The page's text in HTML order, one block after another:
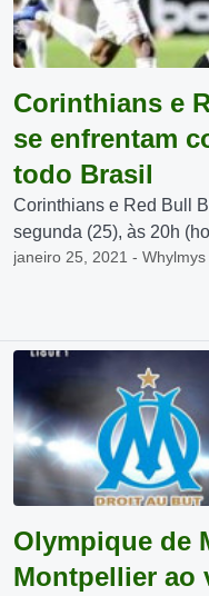
Corinthians e
se enfrentam
todo Brasil
Corinthians e Red Bull
segunda (25), às 20h
janeiro 25, 2021 -
Olympique de
Montpellier ao